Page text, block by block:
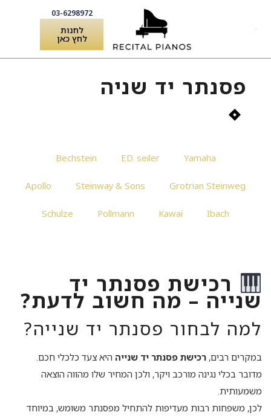
03-6298972
לחנות
לחץ כאן
פסנתר יד שניה
Yamaha
ED. seiler
Bechstein
Grotrian Steinweg
Steinway & Sons
Apollo
Ibach
Kawai
Pollmann
Schulze
רכישת פסנתר יד
שנייה – מה חשוב לדעת?
למה לבחור פסנתר יד שנייה?
במקרים רבים, רכישת פסנתר יד שנייה היא צעד כלכלי חכם.
מדובר בכלי נגינה מורכב ויקר, ולכן המחיר שלו מהווה הוצאה
משמעותית.
לכן, משפחות רבות מעדיפות להתחיל מפסנתר משומש, במיוחד